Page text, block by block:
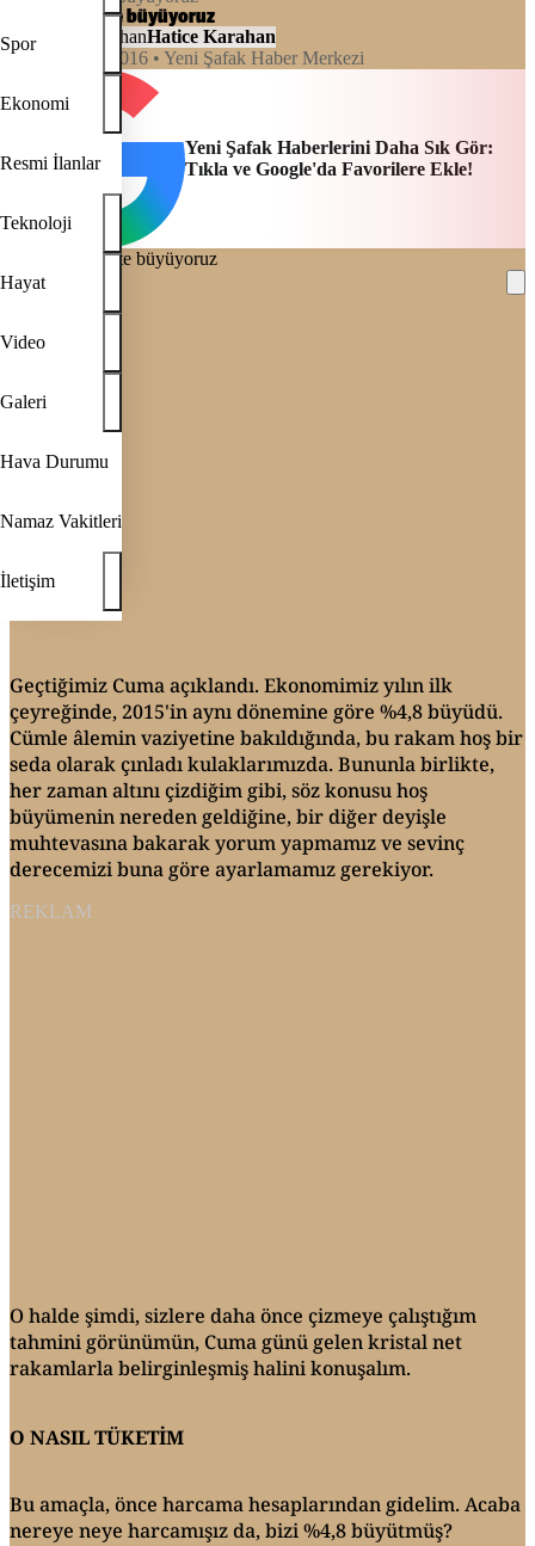
Spor
Ekonomi
Resmi İlanlar
Teknoloji
Hayat
Video
Galeri
Hava Durumu
Namaz Vakitleri
İletişim
Tükete tükete büyüyoruz
Hatice Karahan
04:00, 14/06/2016 • Yeni Şafak Haber Merkezi
Yeni Şafak Haberlerini Daha Sık Gör:
Tıkla ve Google'da Favorilere Ekle!
Geçtiğimiz Cuma açıklandı. Ekonomimiz yılın ilk
çeyreğinde, 2015'in aynı dönemine göre %4,8 büyüdü.
Cümle âlemin vaziyetine bakıldığında, bu rakam hoş bir
seda olarak çınladı kulaklarımızda. Bununla birlikte,
her zaman altını çizdiğim gibi, söz konusu hoş
büyümenin nereden geldiğine, bir diğer deyişle
muhtevasına bakarak yorum yapmamız ve sevinç
derecemizi buna göre ayarlamamız gerekiyor.
REKLAM
O halde şimdi, sizlere daha önce çizmeye çalıştığım
tahmini görünümün, Cuma günü gelen kristal net
rakamlarla belirginleşmiş halini konuşalım.
O NASIL TÜKETİM
Bu amaçla, önce harcama hesaplarından gidelim. Acaba
nereye neye harcamışız da, bizi %4,8 büyütmüş?